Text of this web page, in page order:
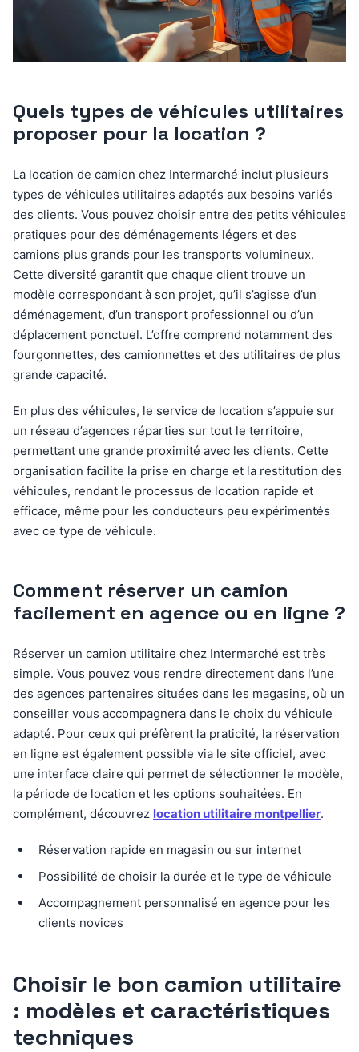
Quels types de véhicules utilitaires
proposer pour la location ?
La location de camion chez Intermarché inclut plusieurs
types de véhicules utilitaires adaptés aux besoins variés
des clients. Vous pouvez choisir entre des petits véhicules
pratiques pour des déménagements légers et des
camions plus grands pour les transports volumineux.
Cette diversité garantit que chaque client trouve un
modèle correspondant à son projet, qu’il s’agisse d’un
déménagement, d’un transport professionnel ou d’un
déplacement ponctuel. L’offre comprend notamment des
fourgonnettes, des camionnettes et des utilitaires de plus
grande capacité.
En plus des véhicules, le service de location s’appuie sur
un réseau d’agences réparties sur tout le territoire,
permettant une grande proximité avec les clients. Cette
organisation facilite la prise en charge et la restitution des
véhicules, rendant le processus de location rapide et
efficace, même pour les conducteurs peu expérimentés
avec ce type de véhicule.
Comment réserver un camion
facilement en agence ou en ligne ?
Réserver un camion utilitaire chez Intermarché est très
simple. Vous pouvez vous rendre directement dans l’une
des agences partenaires situées dans les magasins, où un
conseiller vous accompagnera dans le choix du véhicule
adapté. Pour ceux qui préfèrent la praticité, la réservation
en ligne est également possible via le site officiel, avec
une interface claire qui permet de sélectionner le modèle,
la période de location et les options souhaitées. En
complément, découvrez location utilitaire montpellier.
Réservation rapide en magasin ou sur internet
Possibilité de choisir la durée et le type de véhicule
Accompagnement personnalisé en agence pour les
clients novices
Choisir le bon camion utilitaire
: modèles et caractéristiques
techniques